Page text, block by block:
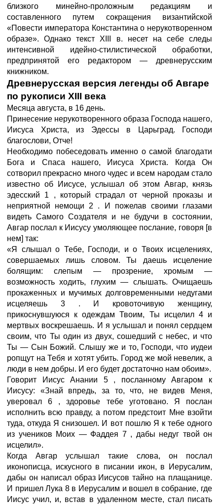
близкого минейно-проложным редакциям и
составленного путем сокращения византийской
«Повести императора Константина о нерукотворенном
образе». Однако текст XIII в. несет на себе следы
интенсивной идейно-стилистической обработки,
предпринятой его редактором — древнерусским
книжником.
Древнерусская версия легенды об Авгаре
по рукописи XIII века
Месяца августа, в 16 день.
Принесение нерукотворенного образа Господа нашего,
Иисуса Христа, из Эдессы в Царьград. Господи
благослови, Отче!
Необходимо побеседовать именно о самой благодати
Бога и Спаса нашего, Иисуса Христа. Когда Он
сотворил прекрасно много чудес и всем народам стало
известно об Иисусе, услышал об этом Авгар, князь
эдесский 1 , который страдал от черной проказы и
неприятной немощи 2 . И пожелав своими глазами
видеть Самого Создателя и не будучи в состоянии,
Авгар послал к Иисусу умоляющее послание, говоря [в
нем] так:
«Я слышал о Тебе, Господи, и о Твоих исцелениях,
совершаемых лишь словом. Ты даешь исцеление
болящим: слепым — прозрение, хромым —
возможность ходить, глухим — слышать. Очищаешь
прокаженных и мучимых долговременными недугами
исцеляешь 3 . И кровоточивую женщину,
прикоснувшуюся к одеждам Твоим, Ты исцелил 4 и
мертвых воскрешаешь. И я услышал и понял сердцем
своим, что Ты один из двух, сошедший с небес, и что
Ты — Сын Божий. Слышу же и то, Господи, что иудеи
ропщут на Тебя и хотят убить. Город же мой невелик, а
люди в нем добры. И его будет достаточно нам обоим».
Говорит Иисус Анании 5 , посланному Авгаром к
Иисусу: «Знай впредь, за то, что, не видев Меня,
уверовал 6 , здоровье тебе уготовано. Я послан
исполнить всю правду, а потом предстоит Мне взойти
туда, откуда Я снизошел. И вот пошлю Я к тебе одного
из учеников Моих — Фаддея 7 , дабы недуг твой он
исцелил».
Когда Авгар услышал такие слова, он послал
иконописца, искусного в писании икон, в Иерусалим,
дабы он написал образ Иисусов тайно на плащанице.
И пришел Лука 8 в Иерусалим и вошел в собрание, где
Иисус учил, и, встав в удаленном месте, стал писать